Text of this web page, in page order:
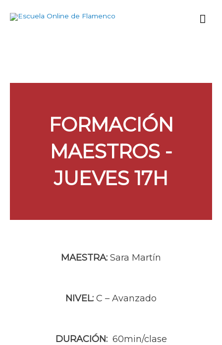
FORMACIÓN
MAESTROS -
JUEVES 17H
MAESTRA: Sara Martín
NIVEL: C – Avanzado
DURACIÓN:60min/clase